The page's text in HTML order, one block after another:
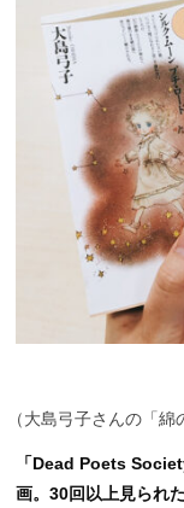
（大島弓子さんの「綿
「Dead Poets
画。30回以上見られ